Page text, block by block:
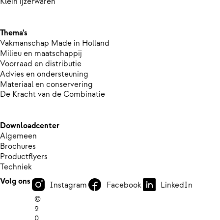
Thema’s
Vakmanschap Made in Holland
Milieu en maatschappij
Voorraad en distributie
Advies en ondersteuning
Materiaal en conservering
De Kracht van de Combinatie
Downloadcenter
Algemeen
Brochures
Productflyers
Techniek
Volg ons
Instagram Facebook
LinkedIn
©
2